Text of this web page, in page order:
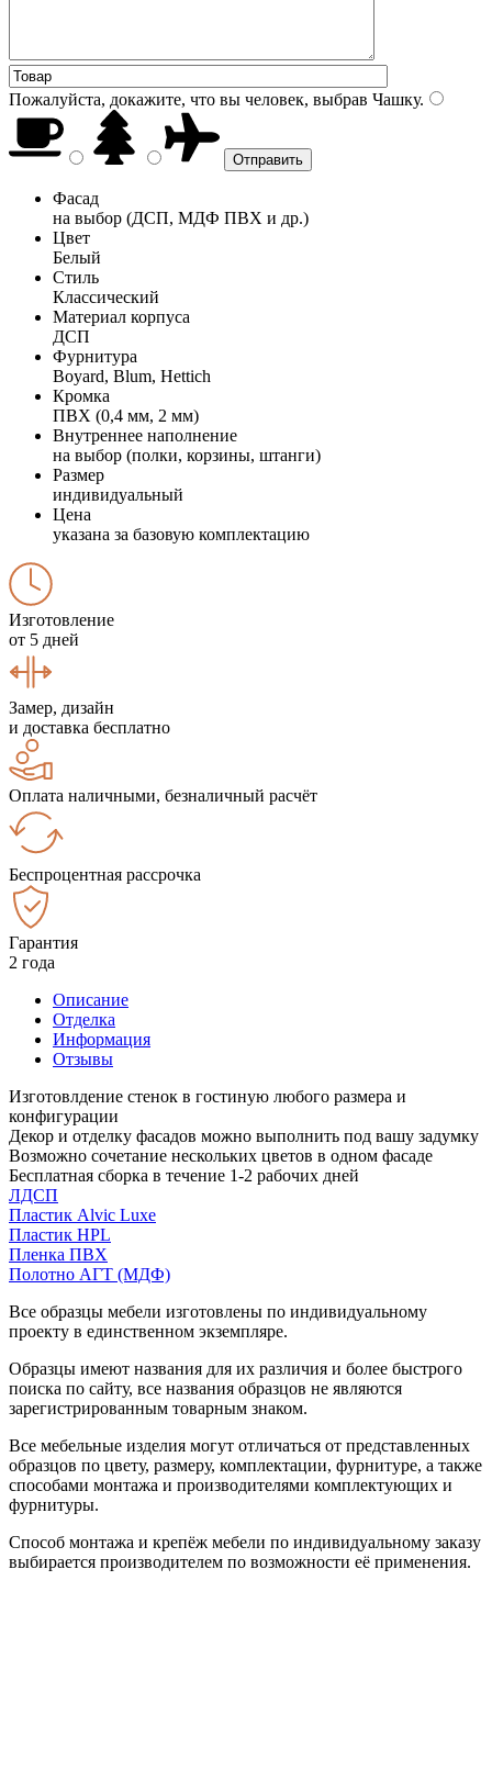
Пожалуйста, докажите, что вы человек, выбрав Чашку.
Фасад
на выбор (ДСП, МДФ ПВХ и др.)
Цвет
Белый
Стиль
Классический
Материал корпуса
ДСП
Фурнитура
Boyard, Blum, Hettich
Кромка
ПВХ (0,4 мм, 2 мм)
Внутреннее наполнение
на выбор (полки, корзины, штанги)
Размер
индивидуальный
Цена
указана за базовую комплектацию
Изготовление
от 5 дней
Замер, дизайн
и доставка бесплатно
Оплата наличными, безналичный расчёт
Беспроцентная рассрочка
Гарантия
2 года
Описание
Отделка
Информация
Отзывы
Изготовлдение стенок в гостиную любого размера и
конфигурации
Декор и отделку фасадов можно выполнить под вашу задумку
Возможно сочетание нескольких цветов в одном фасаде
Бесплатная сборка в течение 1-2 рабочих дней
ЛДСП
Пластик Alvic Luxe
Пластик HPL
Пленка ПВХ
Полотно АГТ (МДФ)
Все образцы мебели изготовлены по индивидуальному
проекту в единственном экземпляре.
Образцы имеют названия для их различия и более быстрого
поиска по сайту, все названия образцов не являются
зарегистрированным товарным знаком.
Все мебельные изделия могут отличаться от представленных
образцов по цвету, размеру, комплектации, фурнитуре, а также
способами монтажа и производителями комплектующих и
фурнитуры.
Способ монтажа и крепёж мебели по индивидуальному заказу
выбирается производителем по возможности её применения.